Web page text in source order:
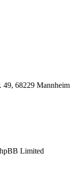
49, 68229 Mannheim
Limited